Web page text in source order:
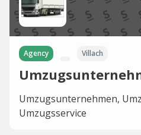
Agency Villach
Umzugsunternehmen,
Umzugsservice